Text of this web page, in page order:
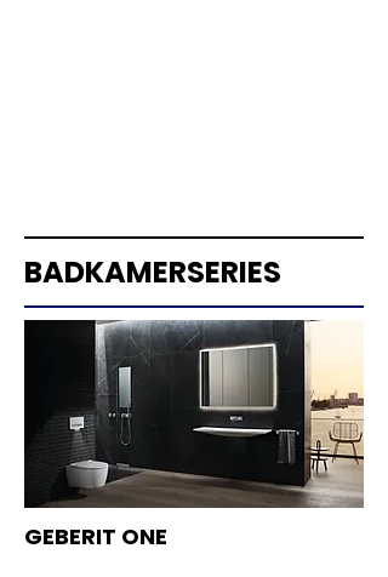
BADKAMERSERIES
GEBERIT ONE